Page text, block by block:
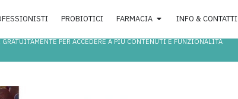
PROBIOTICI FARMACIA INFO & CONTATTI
PER ACCEDERE A PIÙ CONTENUTI E FUNZIONALITÀ